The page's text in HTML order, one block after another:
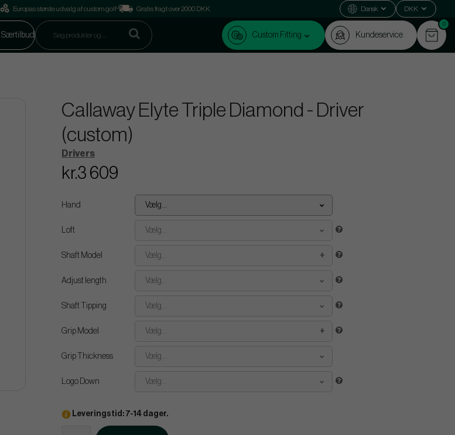
Europas største udvalg af custom golf Gratis fragt over 2000 DKK Dansk DKK
Særtilbud Custom Fitting Kundeservice
0
Callaway Elyte Triple Diamond - Driver
(custom)
Drivers
kr.3 609
Hand Vælg...
Loft Vælg...
Shaft Model Vælg...
Adjust length Vælg...
Shaft Tipping Vælg...
Grip Model Vælg...
Grip Thickness Vælg...
Logo Down Vælg...
Leveringstid: 7-14 dager.